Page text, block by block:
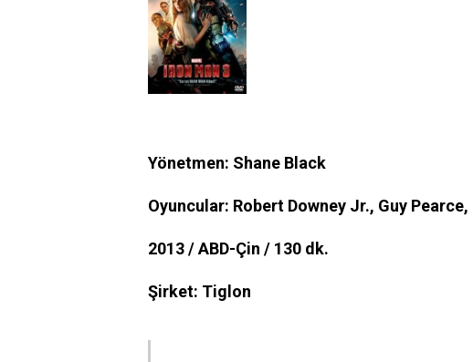
Yönetmen: Shane Black
Oyuncular: Robert Downey Jr., Guy
2013 / ABD-Çin / 130 dk.
Şirket: Tiglon